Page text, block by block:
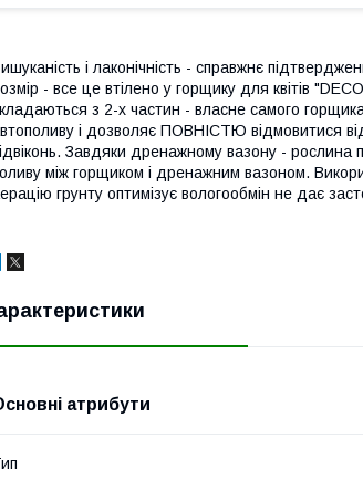
і лаконічність - справжнє
- все це втілено у горщику для квітів
з 2-х частин - власне самого
і дозволяє ПОВНІСТЮ відмовитися
Завдяки дренажному вазону - рослина
між горщиком і дренажним вазоном.
грунту оптимізує вологообмін не дає
атрибути